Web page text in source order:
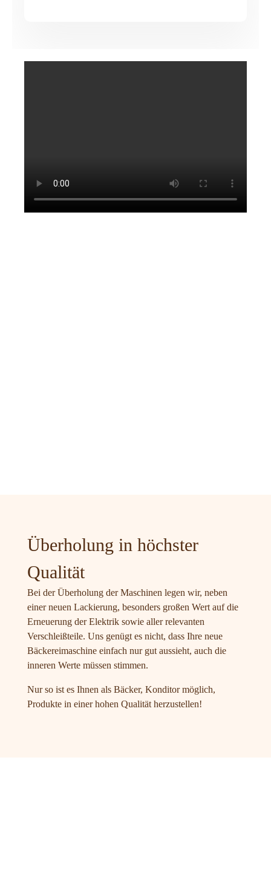
Überholung in höchster
Qualität
Bei der Überholung der Maschinen legen wir, neben
einer neuen Lackierung, besonders großen Wert auf die
Erneuerung der Elektrik sowie aller relevanten
Verschleißteile. Uns genügt es nicht, dass Ihre neue
Bäckereimaschine einfach nur gut aussieht, auch die
inneren Werte müssen stimmen.
Nur so ist es Ihnen als Bäcker, Konditor möglich,
Produkte in einer hohen Qualität herzustellen!